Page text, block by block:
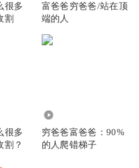
很多
割
富爸爸穷爸爸/站在顶
端的人
很多
割？
穷爸爸富爸爸：90%
的人爬错梯子